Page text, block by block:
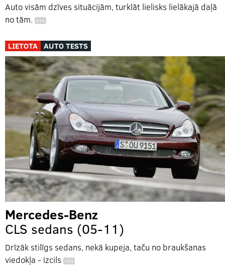
Auto visām dzīves situācijām, turklāt lielisks lielākajā daļā
no tām. …
LIETOTA AUTO TESTS
Mercedes-Benz
CLS sedans (05-11)
Drīzāk stilīgs sedans, nekā kupeja, taču no braukšanas
viedokļa - izcils …